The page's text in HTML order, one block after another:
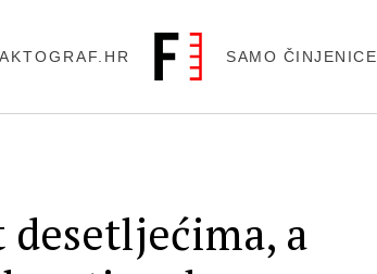
SAMO ČINJENICE
a